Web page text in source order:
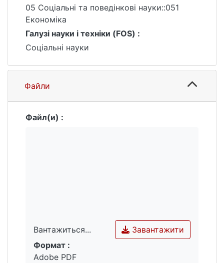
05 Соціальні та поведінкові науки::051
Економіка
Галузі науки і техніки (FOS) :
Соціальні науки
Файли
Файл(и) :
Вантажиться...
Вантажиться...
Завантажити
Формат :
Adobe PDF